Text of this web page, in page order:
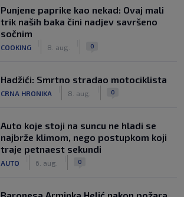
Punjene paprike kao nekad: Ovaj mali
trik naših baka čini nadjev savršeno
sočnim
COOKING 8. aug. 0
Hadžići: Smrtno stradao motociklista
CRNA HRONIKA 8. aug. 0
Auto koje stoji na suncu ne hladi se
najbrže klimom, nego postupkom koji
traje petnaest sekundi
AUTO 6. aug. 0